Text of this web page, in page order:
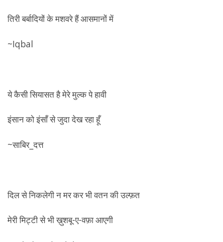
तिरी बर्बादियों के मशवरे हैं आसमानों में
~Iqbal
ये कैसी सियासत है मेरे मुल्क पे हावी
इंसान को इंसाँ से जुदा देख रहा हूँ
~साबिर_दत्त
दिल से निकलेगी न मर कर भी वतन की उल्फ़त
मेरी मिट्टी से भी ख़ुशबू-ए-वफ़ा आएगी